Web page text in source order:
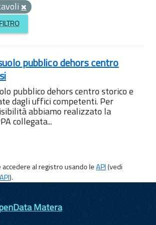
pubblico dehors centro
pubblico dehors centro storico e
dagli uffici competenti. Per
abbiamo realizzato la
collegata...
al registro usando leAPI(vedi
).
Matera